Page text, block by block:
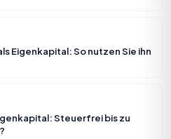
Eigenkapital: So nutzen Sie ihn
Steuerfrei bis zu